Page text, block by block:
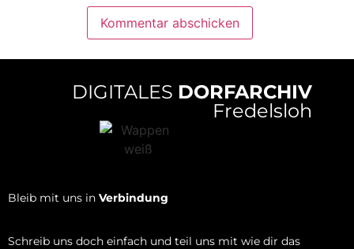
DIGITALES DORFARCHIV
Fredelsloh
Bleib mit uns in Verbindung
Schreib uns doch einfach und teil uns mit wie dir das